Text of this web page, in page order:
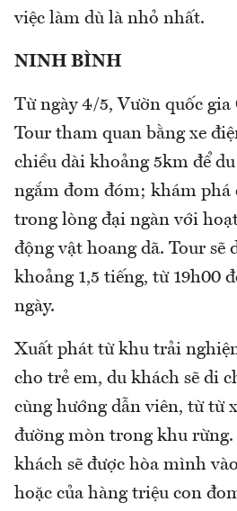
việc làm dù là nhỏ nhất.
NINH BÌNH
Từ ngày 4/5, Vườn quốc gia
Tour tham quan bằng xe
chiều dài khoảng 5km để
ngắm đom đóm; khám phá
trong lòng đại ngàn với
động vật hoang dã. Tour sẽ
khoảng 1,5 tiếng, từ 19h00
ngày.
Xuất phát từ khu trải
cho trẻ em, du khách sẽ di
cùng hướng dẫn viên, từ từ
đường mòn trong khu rừng.
khách sẽ được hòa mình
hoặc của hàng triệu con